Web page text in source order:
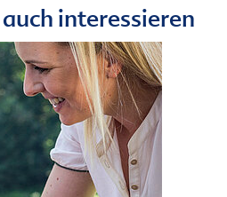
interessieren